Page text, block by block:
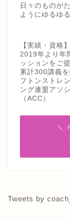
日々のものが
ようにゆるゆ
【実績・資格】
2019年より年
ッションをご
累計300講義
フトンストレ
ング連盟アソ
（ACC）
＼
Tweets by